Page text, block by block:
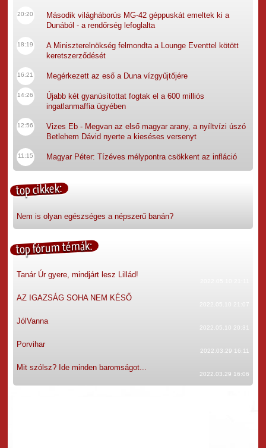
20:20
Második világháborús MG-42 géppuskát emeltek ki a
Dunából - a rendőrség lefoglalta
18:19
A Miniszterelnökség felmondta a Lounge Eventtel kötött
keretszerződését
16:21 Megérkezett az eső a Duna vízgyűjtőjére
14:26
Újabb két gyanúsítottat fogtak el a 600 milliós
ingatlanmaffia ügyében
12:56
Vizes Eb - Megvan az első magyar arany, a nyíltvízi úszó
Betlehem Dávid nyerte a kieséses versenyt
11:15 Magyar Péter: Tízéves mélypontra csökkent az infláció
top cikkek:
Nem is olyan egészséges a népszerű banán?
top fórum témák:
Tanár Úr gyere, mindjárt lesz Lillád!
AZ IGAZSÁG SOHA NEM KÉSŐ
JólVanna
2022.05.10 20:31
Porvihar
2022.03.29 16:11
Mit szólsz? Ide minden baromságot...
2022.03.29 16:06